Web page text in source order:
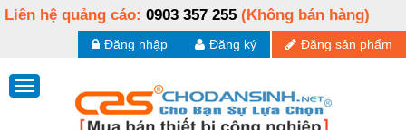
Liên hệ quảng cáo: 0903 357 255 (Không bán hàng)
Đăng sản phẩm
Đăng ký
Đăng nhập